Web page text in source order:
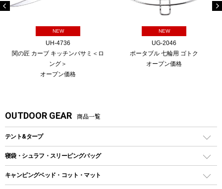
NEW
UH-4736
関の匠 カーブ キッチンバサミ＜ロ
ング＞
オープン価格
NEW
UG-2046
ポータブル 七輪用 ゴトク
オープン価格
OUTDOOR GEAR 商品一覧
テント&タープ
テント
ツールームテント
寝袋・シュラフ・スリーピングバッグ
レクタングラー型（封筒型）シュラフ
キャンピングベッド・コット・マット